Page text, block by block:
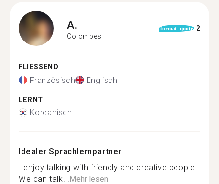
A.
Colombes
format_quote 2
FLIESSEND
Französisch Englisch
LERNT
Koreanisch
Idealer Sprachlernpartner
I enjoy talking with friendly and creative people.
We can talk...Mehr lesen